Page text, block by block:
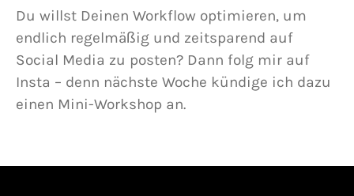
Du willst Deinen Workflow optimieren, um
endlich regelmäßig und zeitsparend auf
Social Media zu posten? Dann folg mir auf
Insta – denn nächste Woche kündige ich dazu
einen Mini-Workshop an.